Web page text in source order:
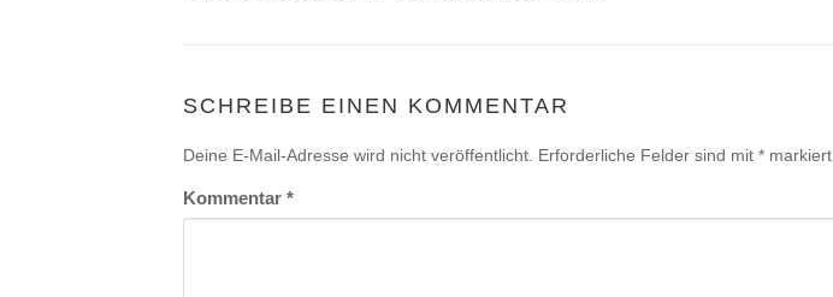
SCHREIBE EINEN KOMMENTAR
Deine E-Mail-Adresse wird nicht veröffentlicht. Erforderliche Felder sind mit * markiert
Kommentar *